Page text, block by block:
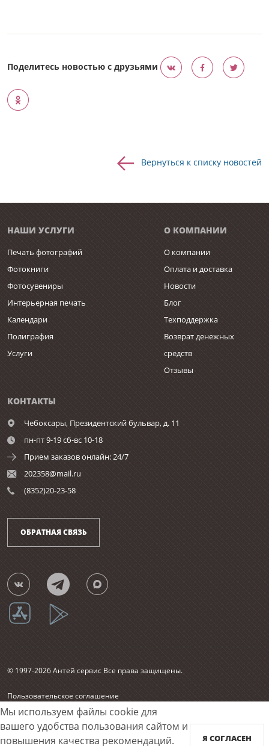
Поделитесь новостью с друзьями
Вернуться к списку новостей
Мы используем файлы cookie для
вашего удобства пользования сайтом и
повышения качества рекомендаций.
Я СОГЛАСЕН
НАШИ УСЛУГИ
Печать фотографий
Фотокниги
Фотосувениры
Интерьерная печать
Календари
Полиграфия
Услуги
О КОМПАНИИ
О компании
Оплата и доставка
Новости
Блог
Техподдержка
Возврат денежных
средств
Отзывы
КОНТАКТЫ
Чебоксары, Президентский бульвар, д. 11
пн-пт 9-19 сб-вс 10-18
Прием заказов онлайн: 24/7
202358@mail.ru
(8352)20-23-58
ОБРАТНАЯ СВЯЗЬ
© 1997-2026 Антей сервис Все права защищены.
Пользовательское соглашение
Согласие на обработку персональных данных
Карта сайта
Принимаем к оплате